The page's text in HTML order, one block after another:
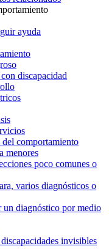
ayuda
discapacidad
comportamiento
menores
poco comunes o
varios diagnósticos o
un diagnóstico por medio
invisibles